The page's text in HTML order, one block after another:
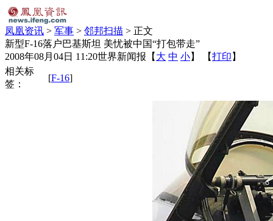
凤凰资讯 > 军事 > 邻邦扫描 > 正文
新型F-16落户巴基斯坦 美忧被中国“打包带走”
2008年08月04日 11:20世界新闻报 【 大 中 小】 【打印 】
相关标
签：
[F-16]